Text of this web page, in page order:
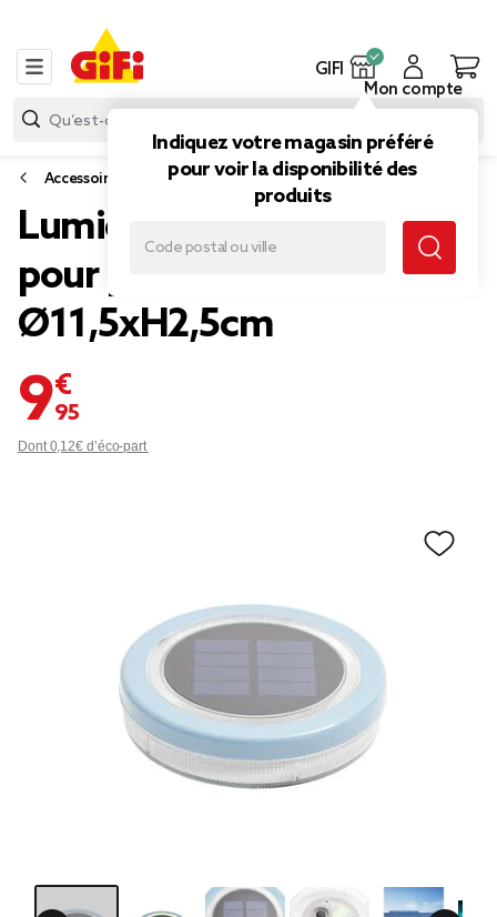
GIFI
Indiquez votre magasin préféré
pour voir la disponibilité des
produits
Mon compte
Accessoires et entretien piscine et spa
Lumière flottante solaire
pour piscine
Ø11,5xH2,5cm
9,95 €
Dont 0,12€ d’éco-part